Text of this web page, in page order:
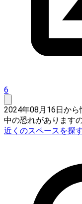
6
2024年08月16日か
中の恐れがあります
近くのスペースを探